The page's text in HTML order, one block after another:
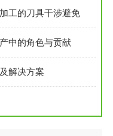
工的刀具干涉避免
中的角色与贡献
解决方案